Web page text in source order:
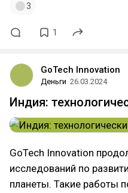
3
1
GoTech Innovation
Деньги 26.03.2024
Индия:
GoTech Innovation
исследований по
планеты. Такие работы